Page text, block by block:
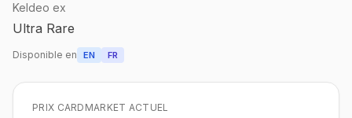
Keldeo ex
Ultra Rare
Disponible en EN FR
PRIX CARDMARKET ACTUEL